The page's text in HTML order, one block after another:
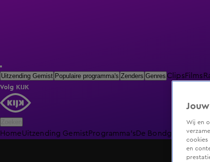
Uitzending Gemist Populaire programma's Zenders Genres ClipsFilms
Volg KIJK
HomeUitzending GemistProgramma's De BondgenotenDe
Wij en
cookies
en